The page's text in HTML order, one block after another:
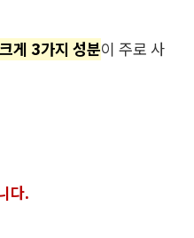
크게 3가지 성분이 주로 사
다.